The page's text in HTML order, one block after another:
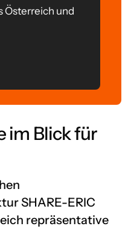
Österreich und
im Blick für
SHARE-ERIC
repräsentative